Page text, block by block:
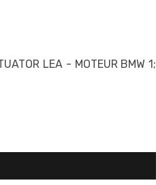
LEA - MOTEUR BMW 1;